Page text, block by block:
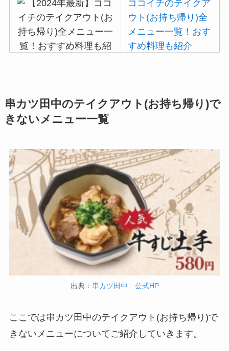
すめ料理も紹介
ガストの宅配メニュ
ー一覧！出前デリバ
ガストのカロリー低
い順ランキング！多
大戸屋の注文方法や
頼み方まとめ！利用
可能な支払方法も解
説
すき家の宅配メニュ
ー一覧！出前デリバ
リーの注文方法も解
説
ココイチのテイクア
ウト(お持ち帰り)全
メニュー一覧！おす
すめ料理も紹介
頼み方まとめ！利用
可能な支払方法も解
バーミヤンのカロリ
ー低い順ランキン
グ！多い順に全メニ
ューまとめ
デニーズの宅配メニ
ュー一覧！出前デリ
バリーの注文方法も
解説
サイゼリヤの注文方
も解説
串カツ田中のテイクアウト(お持ち帰り)で
きないメニュー一覧
出典： 串カツ田中 公式HP
ここでは串カツ田中のテイクアウト(お持ち帰り)で
きないメニューについてご紹介していきます。